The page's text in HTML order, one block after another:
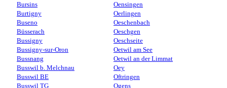
Bursins
Burtigny
Buseno
Büsserach
Bussigny
Bussigny-sur-Oron
Bussnang
Busswil b. Melchnau
Busswil BE
Busswil TG
Oensingen
Oerlingen
Oeschenbach
Oeschgen
Oeschseite
Oetwil am See
Oetwil an der Limmat
Oey
Oftringen
Ogens